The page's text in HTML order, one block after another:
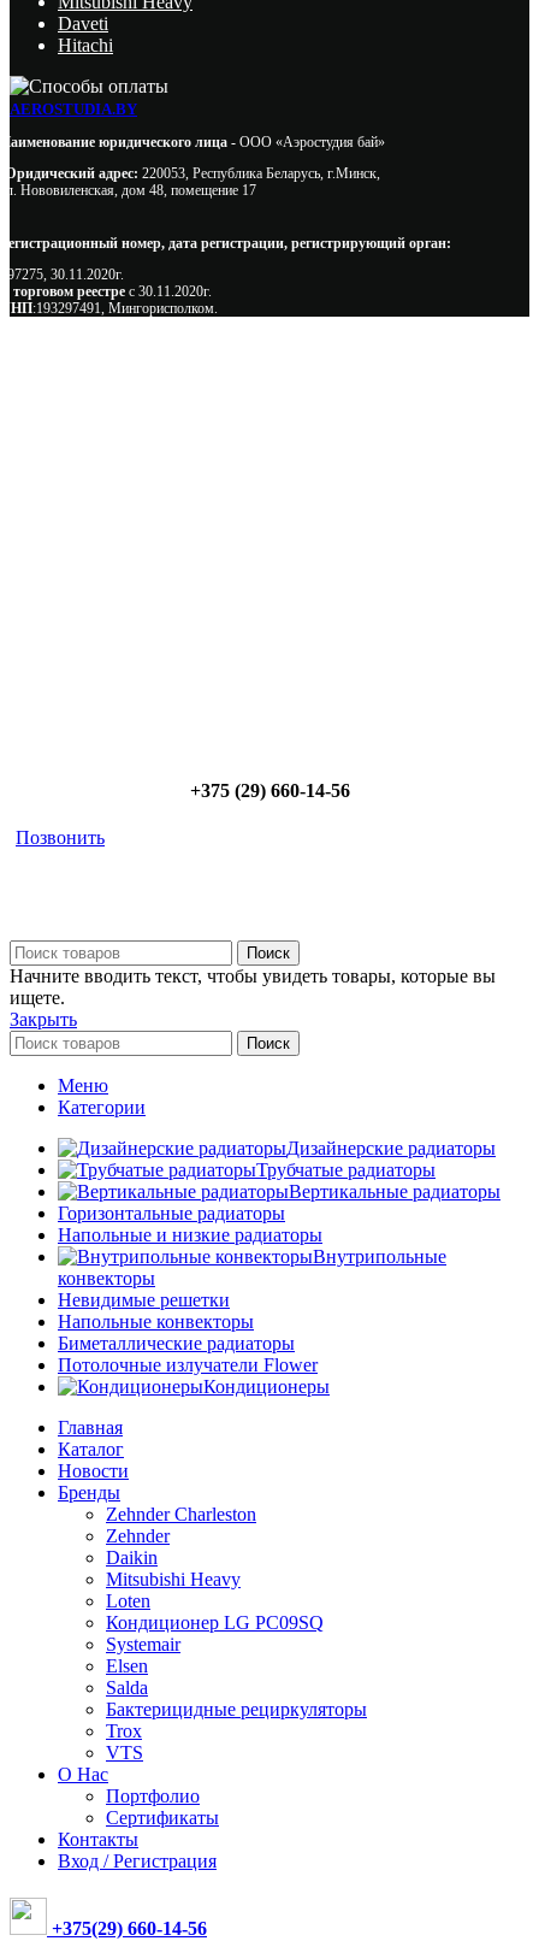
Daveti
Hitachi
AEROSTUDIA.BY
Наименование юридического лица - ООО «Аэростудия бай»
Юридический адрес: 220053, Республика Беларусь, г.Минск,
ул. Нововиленская, дом 48, помещение 17
Регистрационный номер, дата регистрации, регистрирующий орган:
497275, 30.11.2020г.
В торговом реестре с 30.11.2020г.
УНП:193297491, Мингорисполком.
+375 (29) 660-14-56
Позвонить
Поиск
Начните вводить текст, чтобы увидеть товары, которые вы
ищете.
Закрыть
Поиск
Меню
Категории
Дизайнерские радиаторы
Трубчатые радиаторы
Вертикальные радиаторы
Горизонтальные радиаторы
Напольные и низкие радиаторы
Внутрипольные
конвекторы
Невидимые решетки
Напольные конвекторы
Биметаллические радиаторы
Потолочные излучатели Flower
Кондиционеры
Главная
Каталог
Новости
Бренды
Zehnder Charleston
Zehnder
Daikin
Mitsubishi Heavy
Loten
Кондиционер LG PC09SQ
Systemair
Elsen
Salda
Бактерицидные рециркуляторы
Trox
VTS
О Нас
Портфолио
Сертификаты
Контакты
Вход / Регистрация
+375(29) 660-14-56